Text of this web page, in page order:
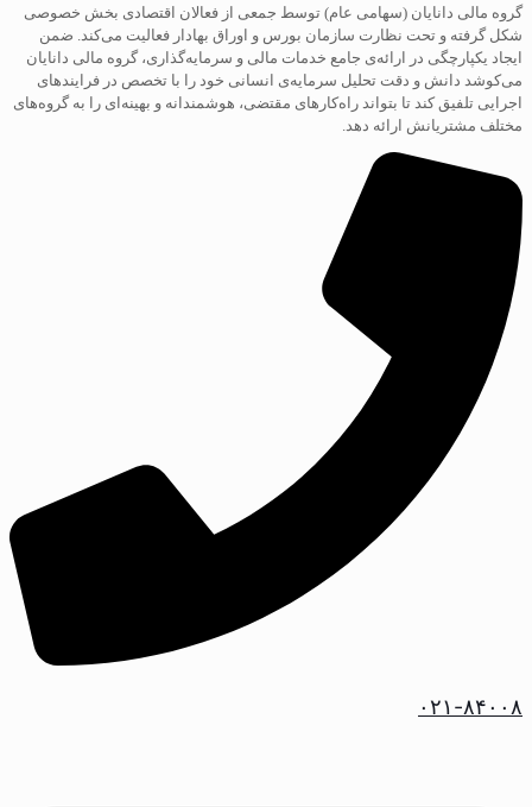
گروه مالی دانایان (سهامی عام) توسط جمعی از فعالان اقتصادی بخش خصوصی
شکل گرفته و تحت نظارت سازمان بورس و اوراق بهادار فعالیت می‌کند. ضمن
ایجاد یکپارچگی در ارائه‌ی جامع خدمات مالی و سرمایه‌گذاری، گروه مالی دانایان
می‌کوشد دانش و دقت تحلیل سرمایه‌ی انسانی خود را با تخصص در فرایند‌های
اجرایی تلفیق کند تا بتواند راه‌کارهای مقتضی، هوشمندانه و بهینه‌ای را به گروه‌های
مختلف مشتریانش ارائه دهد.
۰۲۱-۸۴۰۰۸